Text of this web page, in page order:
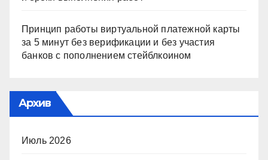
Принцип работы виртуальной платежной карты
за 5 минут без верификации и без участия
банков с пополнением стейблкоином
Архив
Июль 2026